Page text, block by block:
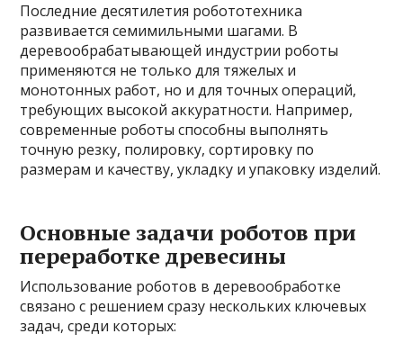
Последние десятилетия робототехника
развивается семимильными шагами. В
деревообрабатывающей индустрии роботы
применяются не только для тяжелых и
монотонных работ, но и для точных операций,
требующих высокой аккуратности. Например,
современные роботы способны выполнять
точную резку, полировку, сортировку по
размерам и качеству, укладку и упаковку изделий.
Основные задачи роботов при
переработке древесины
Использование роботов в деревообработке
связано с решением сразу нескольких ключевых
задач, среди которых: